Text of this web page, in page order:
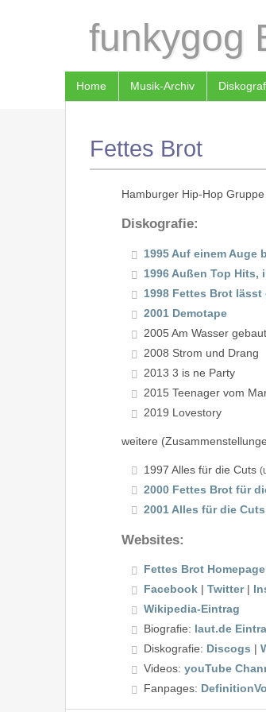
funkygog
Home Musik-Archiv
Fettes Brot
Hamburger Hip-Hop
Diskografie:
1995 Auf einem Auge
1996 Außen Top Hits,
1998 Fettes Brot lässt
2001 Demotape
2005 Am Wasser gebaut
2008 Strom und Drang
2013 3 is ne Party
2015 Teenager vom
2019 Lovestory
weitere
1997 Alles für die Cuts
2000 Fettes Brot für
2001 Alles für die Cuts
Websites:
Fettes Brot Homepage
Facebook | Twitter|
Wikipedia-Eintrag
Biografie: laut.de
Diskografie: Discogs |
Videos: youTube
Fanpages: